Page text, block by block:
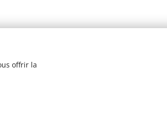
offrir la